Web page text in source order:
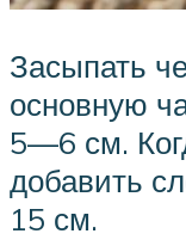
Засыпать
основную
5—6 см.
добавить
15 см.